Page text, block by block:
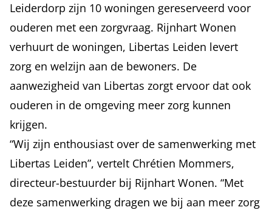
Leiderdorp zijn 10 woningen gereserveerd voor
ouderen met een zorgvraag. Rijnhart Wonen
verhuurt de woningen, Libertas Leiden levert
zorg en welzijn aan de bewoners. De
aanwezigheid van Libertas zorgt ervoor dat ook
ouderen in de omgeving meer zorg kunnen
krijgen.
“Wij zijn enthousiast over de samenwerking met
Libertas Leiden”, vertelt Chrétien Mommers,
directeur-bestuurder bij Rijnhart Wonen. “Met
deze samenwerking dragen we bij aan meer zorg